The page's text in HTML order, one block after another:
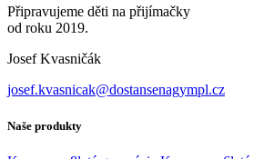
Připravujeme děti na přijímačky
od roku 2019.
Josef Kvasničák
josef.kvasnicak@dostansenagympl.cz
Naše produkty